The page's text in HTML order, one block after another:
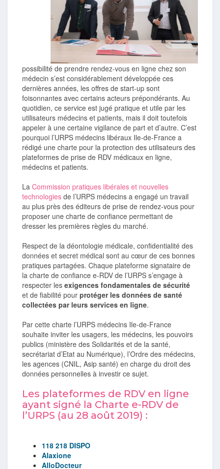
possibilité de prendre rendez-vous en ligne chez son
médecin s’est considérablement développée ces
dernières années, les offres de start-up sont
foisonnantes avec certains acteurs prépondérants. Au
quotidien, ce service est jugé pratique et utile par les
utilisateurs médecins et patients, mais il doit toutefois
appeler à une certaine vigilance de part et d’autre. C’est
pourquoi l’URPS médecins libéraux Ile-de-France a
rédigé une charte pour la protection des utilisateurs des
plateformes de prise de RDV médicaux en ligne,
médecins et patients.
LaCommission pratiques libérales et nouvelles
technologies de l’URPS médecins a engagé un travail
au plus près des éditeurs de prise de rendez-vous pour
proposer une charte de confiance permettant de
dresser les premières règles du marché.
Respect de la déontologie médicale, confidentialité des
données et secret médical sont au cœur de ces bonnes
pratiques partagées. Chaque plateforme signataire de
la charte de confiance e-RDV de l’URPS s’engage à
respecter lesexigences fondamentales de sécurité
et de fiabilité pourprotéger les données de santé
collectées par leurs services en ligne.
Par cette charte l’URPS médecins Ile-de-France
souhaite inviter les usagers, les médecins, les pouvoirs
publics (ministère des Solidarités et de la santé,
secrétariat d’Etat au Numérique), l’Ordre des médecins,
les agences (CNIL, Asip santé) en charge du droit des
données personnelles à investir ce sujet.
Les plateformes de RDV en ligne
ayant signé la Charte e-RDV de
l’URPS (au 28 août 2019) :
118 218 DISPO
Alaxione
AlloDocteur